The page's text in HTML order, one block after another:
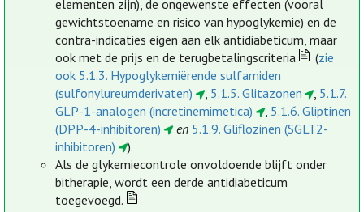
elementen zijn), de ongewenste effecten (vooral
gewichtstoename en risico van hypoglykemie) en de
contra-indicaties eigen aan elk antidiabeticum, maar
ook met de prijs en de terugbetalingscriteria
(zie
ook 5.1.3. Hypoglykemiërende sulfamiden
(sulfonylureumderivaten)
, 5.1.5. Glitazonen , 5.1.7.
GLP-1-analogen (incretinemimetica)
, 5.1.6. Gliptinen
(DPP-4-inhibitoren)
en 5.1.9. Gliflozinen (SGLT2-
inhibitoren)
).
Als de glykemiecontrole onvoldoende blijft onder
bitherapie, wordt een derde antidiabeticum
toegevoegd.